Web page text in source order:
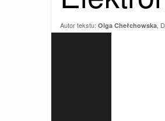
Autor tekstu: Olga Chełchowska,